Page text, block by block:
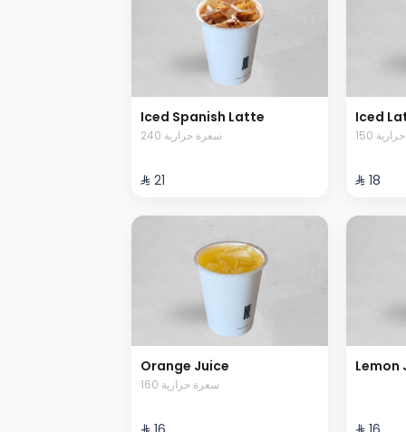
Iced Spanish Latte
240 سعرة حرارية
⁨⁦‪‬ 21⁩
Iced
حرارية
⁨⁦‪‬ 18⁩
Orange Juice
160 سعرة حرارية
Lemon